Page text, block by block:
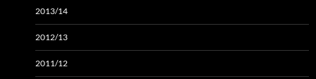
2013/14
2012/13
2011/12